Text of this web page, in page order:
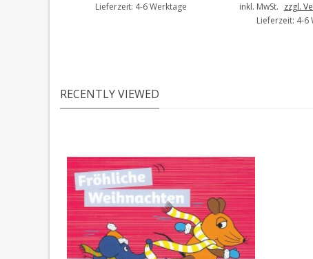
Lieferzeit: 4-6 Werktage
inkl. MwSt. zzgl.
Lieferzeit: 4-6
RECENTLY VIEWED